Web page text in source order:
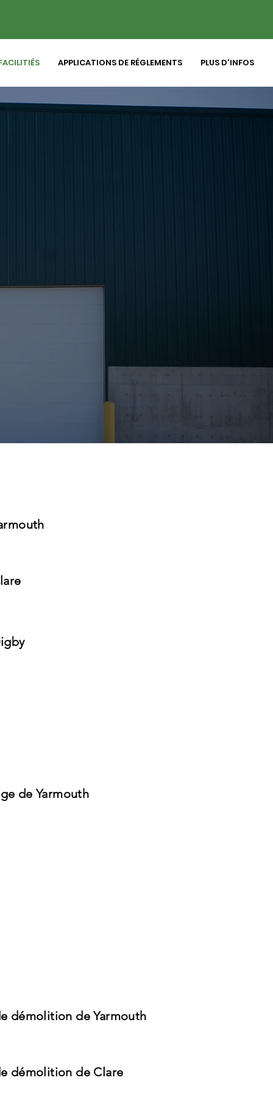
APPLICATIONS DE RÉGLEMENTS PLUS D'INFOS
de Yarmouth
démolition de Yarmouth
démolition de Clare